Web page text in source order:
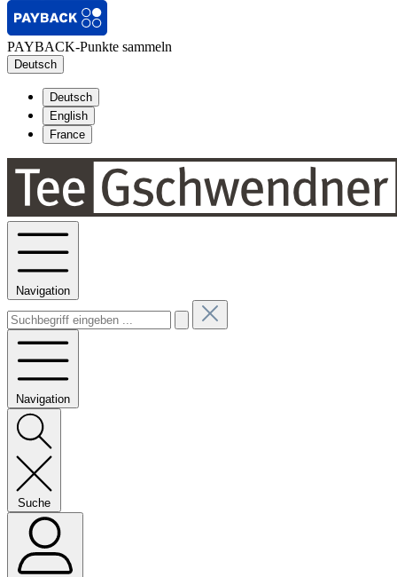
PAYBACK-Punkte sammeln
Deutsch
Deutsch
English
France
Navigation
Navigation
Suche